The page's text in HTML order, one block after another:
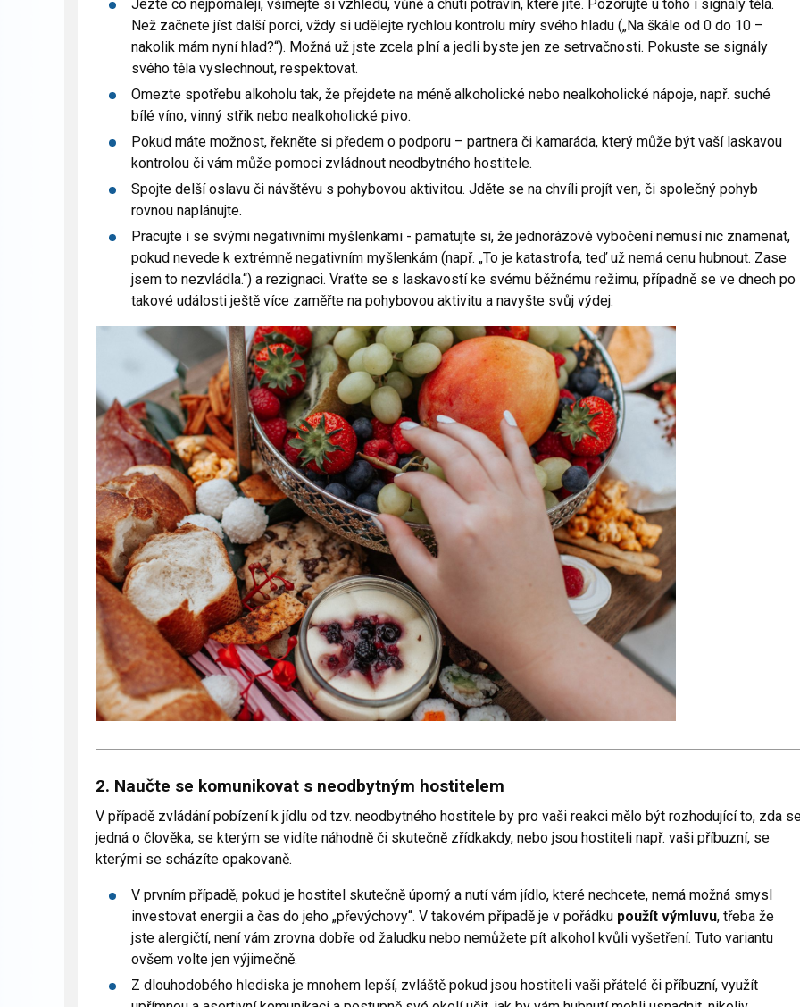
Jezte co nejpomaleji, všímejte si vzhledu, vůně a chuti potravin, které jíte. Pozorujte u toho i signály těla.
Než začnete jíst další porci, vždy si udělejte rychlou kontrolu míry svého hladu („Na škále od 0 do 10 –
nakolik mám nyní hlad?“). Možná už jste zcela plní a jedli byste jen ze setrvačnosti. Pokuste se signály
svého těla vyslechnout, respektovat.
Omezte spotřebu alkoholu tak, že přejdete na méně alkoholické nebo nealkoholické nápoje, např. suché
bílé víno, vinný střik nebo nealkoholické pivo.
Pokud máte možnost, řekněte si předem o podporu – partnera či kamaráda, který může být vaší laskavou
kontrolou či vám může pomoci zvládnout neodbytného hostitele.
Spojte delší oslavu či návštěvu s pohybovou aktivitou. Jděte se na chvíli projít ven, či společný pohyb
rovnou naplánujte.
Pracujte i se svými negativními myšlenkami - pamatujte si, že jednorázové vybočení nemusí nic znamenat,
pokud nevede k extrémně negativním myšlenkám (např. „To je katastrofa, teď už nemá cenu hubnout. Zase
jsem to nezvládla.“) a rezignaci. Vraťte se s laskavostí ke svému běžnému režimu, případně se ve dnech po
takové události ještě více zaměřte na pohybovou aktivitu a navyšte svůj výdej.
2. Naučte se komunikovat s neodbytným hostitelem
V případě zvládání pobízení k jídlu od tzv. neodbytného hostitele by pro vaši reakci mělo být rozhodující to, zda
jedná o člověka, se kterým se vidíte náhodně či skutečně zřídkakdy, nebo jsou hostiteli např. vaši příbuzní, se
kterými se scházíte opakovaně.
V prvním případě, pokud je hostitel skutečně úporný a nutí vám jídlo, které nechcete, nemá možná smysl
investovat energii a čas do jeho „převýchovy“. V takovém případě je v pořádku použít výmluvu, třeba že
jste alergičtí, není vám zrovna dobře od žaludku nebo nemůžete pít alkohol kvůli vyšetření. Tuto variantu
ovšem volte jen výjimečně.
Z dlouhodobého hlediska je mnohem lepší, zvláště pokud jsou hostiteli vaši přátelé či příbuzní, využít